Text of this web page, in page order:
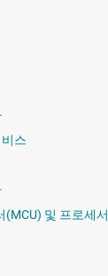
스
(MCU) 및 프로세서